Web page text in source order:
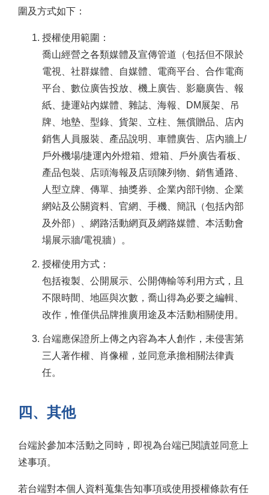
圍及方式如下：
授權使用範圍：
喬山經營之各類媒體及宣傳管道（包括但不限於
電視、社群媒體、自媒體、電商平台、合作電商
平台、數位廣告投放、機上廣告、影廳廣告、報
紙、捷運站內媒體、雜誌、海報、DM展架、吊
牌、地墊、型錄、貨架、立柱、無償贈品、店內
銷售人員服裝、產品說明、車體廣告、店內牆上/
戶外機場/捷運內外燈箱、燈箱、戶外廣告看板、
產品包裝、店頭海報及店頭陳列物、銷售通路、
人型立牌、傳單、抽獎券、企業內部刊物、企業
網站及公關資料、官網、手機、簡訊（包括內部
及外部）、網路活動網頁及網路媒體、本活動會
場展示牆/電視牆）。
授權使用方式：
包括複製、公開展示、公開傳輸等利用方式，且
不限時間、地區與次數，喬山得為必要之編輯、
改作，惟僅供品牌推廣用途及本活動相關使用。
台端應保證所上傳之內容為本人創作，未侵害第
三人著作權、肖像權，並同意承擔相關法律責
任。
四、其他
台端於參加本活動之同時，即視為台端已閱讀並同意上
述事項。
若台端對本個人資料蒐集告知事項或使用授權條款有任